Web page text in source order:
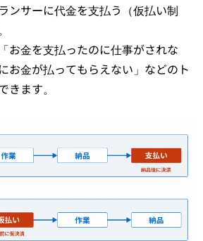
ンサーに代金を支払う
（仮払い制
お金を支払ったのに仕事がされな
お金が払ってもらえない」などのト
きます。